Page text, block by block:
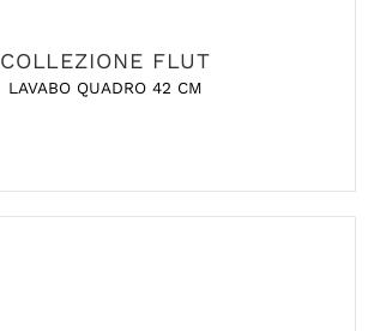
COLLEZIONE FLUT
LAVABO QUADRO 42 CM